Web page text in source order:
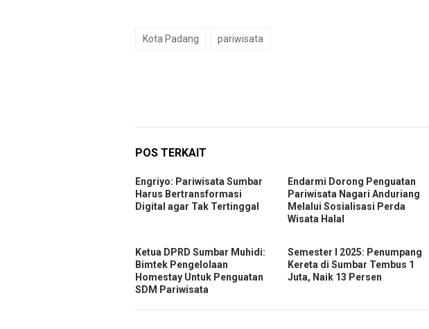
Kota Padang pariwisata
POS TERKAIT
Engriyo: Pariwisata Sumbar
Harus Bertransformasi
Digital agar Tak Tertinggal
Endarmi Dorong Penguatan
Pariwisata Nagari Anduriang
Melalui Sosialisasi Perda
Wisata Halal
Ketua DPRD Sumbar Muhidi:
Bimtek Pengelolaan
Homestay Untuk Penguatan
SDM Pariwisata
Semester I 2025: Penumpang
Kereta di Sumbar Tembus 1
Juta, Naik 13 Persen